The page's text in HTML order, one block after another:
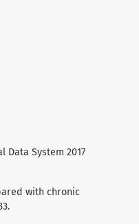
Data System 2017
with chronic